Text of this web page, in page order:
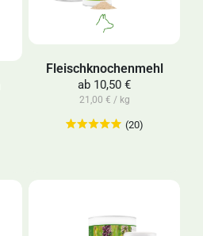
Fleischknochenmehl
ab 10,50 €
21,00 € / kg
(20)